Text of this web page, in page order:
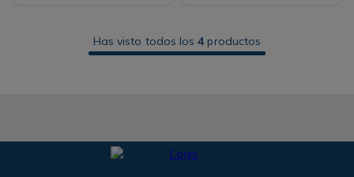
Has visto todos los4 productos